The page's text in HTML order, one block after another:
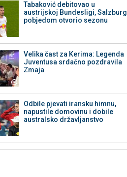
Tabaković debitovao u
austrijskoj Bundesligi, Salzburg
pobjedom otvorio sezonu
Velika čast za Kerima: Legenda
Juventusa srdačno pozdravila
Zmaja
Odbile pjevati iransku himnu,
napustile domovinu i dobile
australsko državljanstvo